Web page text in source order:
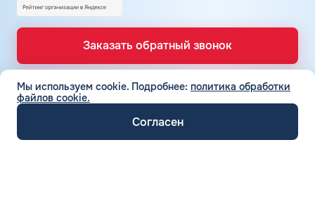
Заказать обратный звонок
ТОПЛИВНЫЕ КАРТЫ
Топливные карты КАРДЕКС
Мы используем cookie. Подробнее: политика обработки
файлов cookie.
Согласен